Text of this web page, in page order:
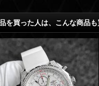
を買った人は、こんな商品